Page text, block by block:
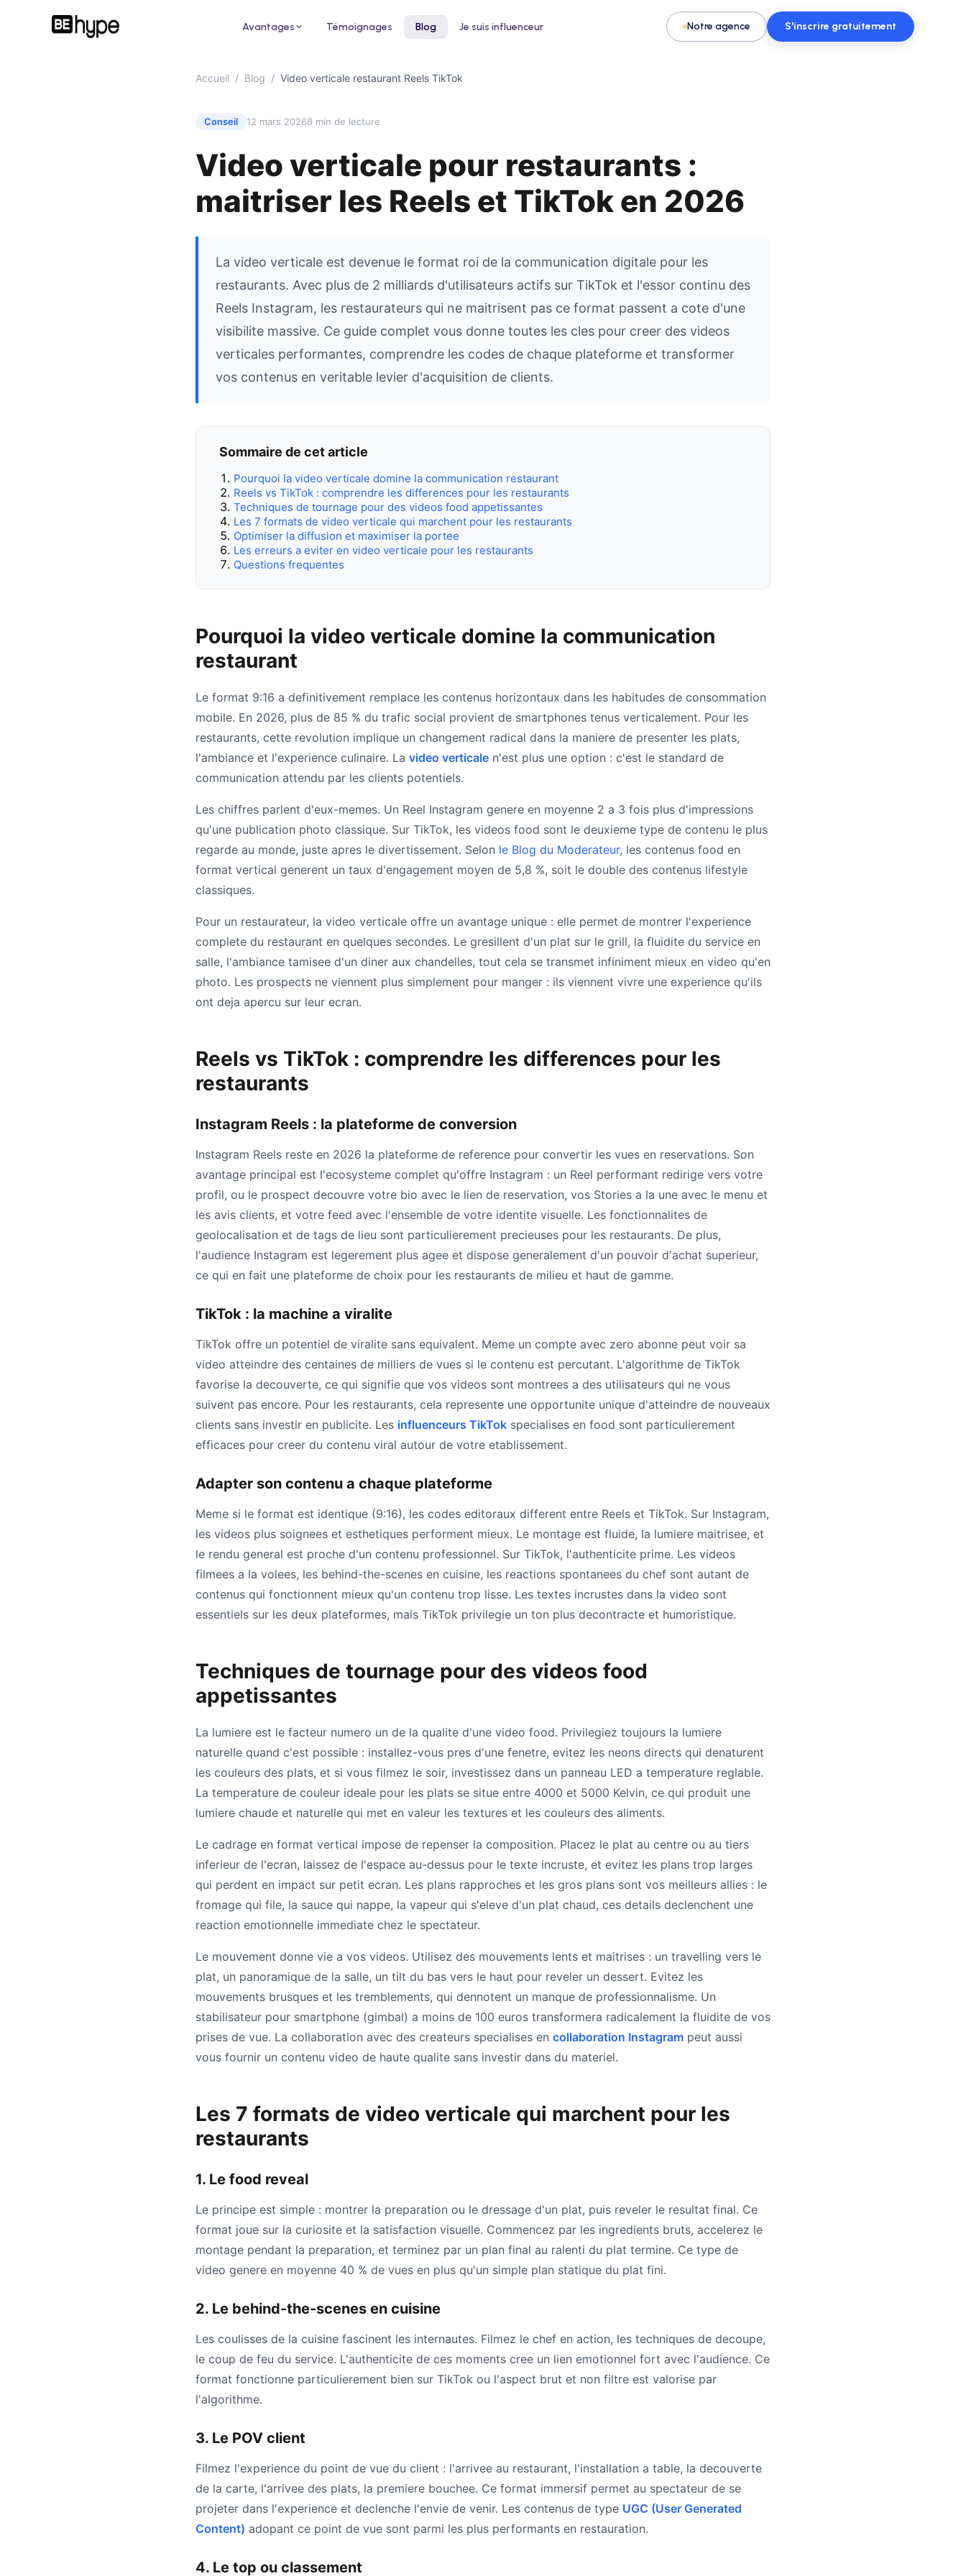
Avantages
influenceurs de votre ville
Pour un hôtel
Augmentez votre taux d'occupation avec
des influenceurs voyage et lifestyle
Pour le bien-être
ou salon de coiffure
loisirs, escape game ou activité
Témoignages Blog Je suis influenceur Notre agence S'inscrire gratuitement
Accueil / Blog / Video verticale restaurant Reels TikTok
Conseil 12 mars 20268 min de lecture
Video verticale pour restaurants :
maitriser les Reels et TikTok en 2026
La video verticale est devenue le format roi de la communication digitale pour les
restaurants. Avec plus de 2 milliards d'utilisateurs actifs sur TikTok et l'essor continu des
Reels Instagram, les restaurateurs qui ne maitrisent pas ce format passent a cote d'une
visibilite massive. Ce guide complet vous donne toutes les cles pour creer des videos
verticales performantes, comprendre les codes de chaque plateforme et transformer
vos contenus en veritable levier d'acquisition de clients.
Sommaire de cet article
Pourquoi la video verticale domine la communication restaurant
Reels vs TikTok : comprendre les differences pour les restaurants
Techniques de tournage pour des videos food appetissantes
Les 7 formats de video verticale qui marchent pour les restaurants
Optimiser la diffusion et maximiser la portee
Les erreurs a eviter en video verticale pour les restaurants
Questions frequentes
Pourquoi la video verticale domine la communication
restaurant
Le format 9:16 a definitivement remplace les contenus horizontaux dans les habitudes de consommation
mobile. En 2026, plus de 85 % du trafic social provient de smartphones tenus verticalement. Pour les
restaurants, cette revolution implique un changement radical dans la maniere de presenter les plats,
l'ambiance et l'experience culinaire. La video verticale n'est plus une option : c'est le standard de
communication attendu par les clients potentiels.
Les chiffres parlent d'eux-memes. Un Reel Instagram genere en moyenne 2 a 3 fois plus d'impressions
qu'une publication photo classique. Sur TikTok, les videos food sont le deuxieme type de contenu le plus
regarde au monde, juste apres le divertissement. Selon le Blog du Moderateur, les contenus food en
format vertical generent un taux d'engagement moyen de 5,8 %, soit le double des contenus lifestyle
classiques.
Pour un restaurateur, la video verticale offre un avantage unique : elle permet de montrer l'experience
complete du restaurant en quelques secondes. Le gresillent d'un plat sur le grill, la fluidite du service en
salle, l'ambiance tamisee d'un diner aux chandelles, tout cela se transmet infiniment mieux en video qu'en
photo. Les prospects ne viennent plus simplement pour manger : ils viennent vivre une experience qu'ils
ont deja apercu sur leur ecran.
Reels vs TikTok : comprendre les differences pour les
restaurants
Instagram Reels : la plateforme de conversion
Instagram Reels reste en 2026 la plateforme de reference pour convertir les vues en reservations. Son
avantage principal est l'ecosysteme complet qu'offre Instagram : un Reel performant redirige vers votre
profil, ou le prospect decouvre votre bio avec le lien de reservation, vos Stories a la une avec le menu et
les avis clients, et votre feed avec l'ensemble de votre identite visuelle. Les fonctionnalites de
geolocalisation et de tags de lieu sont particulierement precieuses pour les restaurants. De plus,
l'audience Instagram est legerement plus agee et dispose generalement d'un pouvoir d'achat superieur,
ce qui en fait une plateforme de choix pour les restaurants de milieu et haut de gamme.
TikTok : la machine a viralite
TikTok offre un potentiel de viralite sans equivalent. Meme un compte avec zero abonne peut voir sa
video atteindre des centaines de milliers de vues si le contenu est percutant. L'algorithme de TikTok
favorise la decouverte, ce qui signifie que vos videos sont montrees a des utilisateurs qui ne vous
suivent pas encore. Pour les restaurants, cela represente une opportunite unique d'atteindre de nouveaux
clients sans investir en publicite. Les influenceurs TikTok specialises en food sont particulierement
efficaces pour creer du contenu viral autour de votre etablissement.
Adapter son contenu a chaque plateforme
Meme si le format est identique (9:16), les codes editoraux different entre Reels et TikTok. Sur Instagram,
les videos plus soignees et esthetiques performent mieux. Le montage est fluide, la lumiere maitrisee, et
le rendu general est proche d'un contenu professionnel. Sur TikTok, l'authenticite prime. Les videos
filmees a la volees, les behind-the-scenes en cuisine, les reactions spontanees du chef sont autant de
contenus qui fonctionnent mieux qu'un contenu trop lisse. Les textes incrustes dans la video sont
essentiels sur les deux plateformes, mais TikTok privilegie un ton plus decontracte et humoristique.
Techniques de tournage pour des videos food
appetissantes
La lumiere est le facteur numero un de la qualite d'une video food. Privilegiez toujours la lumiere
naturelle quand c'est possible : installez-vous pres d'une fenetre, evitez les neons directs qui denaturent
les couleurs des plats, et si vous filmez le soir, investissez dans un panneau LED a temperature reglable.
La temperature de couleur ideale pour les plats se situe entre 4000 et 5000 Kelvin, ce qui produit une
lumiere chaude et naturelle qui met en valeur les textures et les couleurs des aliments.
Le cadrage en format vertical impose de repenser la composition. Placez le plat au centre ou au tiers
inferieur de l'ecran, laissez de l'espace au-dessus pour le texte incruste, et evitez les plans trop larges
qui perdent en impact sur petit ecran. Les plans rapproches et les gros plans sont vos meilleurs allies : le
fromage qui file, la sauce qui nappe, la vapeur qui s'eleve d'un plat chaud, ces details declenchent une
reaction emotionnelle immediate chez le spectateur.
Le mouvement donne vie a vos videos. Utilisez des mouvements lents et maitrises : un travelling vers le
plat, un panoramique de la salle, un tilt du bas vers le haut pour reveler un dessert. Evitez les
mouvements brusques et les tremblements, qui dennotent un manque de professionnalisme. Un
stabilisateur pour smartphone (gimbal) a moins de 100 euros transformera radicalement la fluidite de vos
prises de vue. La collaboration avec des createurs specialises en collaboration Instagram peut aussi
vous fournir un contenu video de haute qualite sans investir dans du materiel.
Les 7 formats de video verticale qui marchent pour les
restaurants
1. Le food reveal
Le principe est simple : montrer la preparation ou le dressage d'un plat, puis reveler le resultat final. Ce
format joue sur la curiosite et la satisfaction visuelle. Commencez par les ingredients bruts, accelerez le
montage pendant la preparation, et terminez par un plan final au ralenti du plat termine. Ce type de
video genere en moyenne 40 % de vues en plus qu'un simple plan statique du plat fini.
2. Le behind-the-scenes en cuisine
Les coulisses de la cuisine fascinent les internautes. Filmez le chef en action, les techniques de decoupe,
le coup de feu du service. L'authenticite de ces moments cree un lien emotionnel fort avec l'audience. Ce
format fonctionne particulierement bien sur TikTok ou l'aspect brut et non filtre est valorise par
l'algorithme.
3. Le POV client
Filmez l'experience du point de vue du client : l'arrivee au restaurant, l'installation a table, la decouverte
de la carte, l'arrivee des plats, la premiere bouchee. Ce format immersif permet au spectateur de se
projeter dans l'experience et declenche l'envie de venir. Les contenus de type UGC (User Generated
Content) adopant ce point de vue sont parmi les plus performants en restauration.
4. Le top ou classement